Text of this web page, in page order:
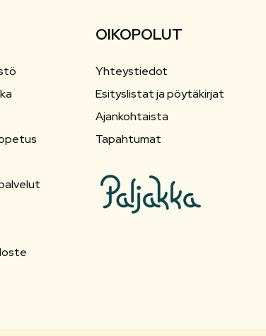
OIKOPOLUT
Yhteystiedot
Esityslistat ja pöytäkirjat
Ajankohtaista
Tapahtumat